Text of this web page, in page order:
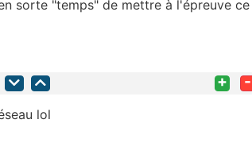
sorte "temps" de mettre à l'épreuve ce
+ -
lol